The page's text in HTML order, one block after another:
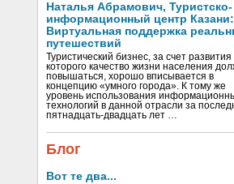
Наталья Абрамович, Туристско-
информационный центр Казани:
Виртуальная поддержка
путешествий
Туристический бизнес, за счет развития
которого качество жизни населения
повышаться, хорошо вписывается в
концепцию «умного города». К тому же
уровень использования
технологий в данной отрасли за
пятнадцать-двадцать лет …
Блог
Вот те два...